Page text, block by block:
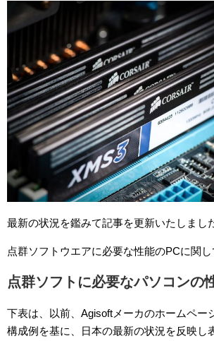
最新の状況を鑑みて記事を更新いたしまし
点群ソフトウエアに必要な性能のPCに関し
点群ソフトに必要なパソコンの
下表は、以前、Agisoftメーカのホームペー
構成例を基に、日本の最新の状況を反映し